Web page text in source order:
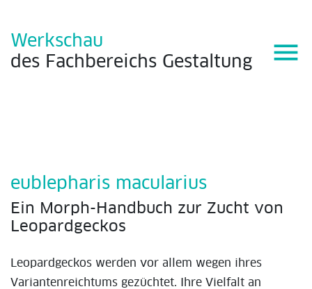
Werkschau
des Fachbereichs Gestaltung menu
eublepharis macularius
Ein Morph-Handbuch zur Zucht von
Leopardgeckos
Leopardgeckos werden vor allem wegen ihres
Variantenreichtums gezüchtet. Ihre Vielfalt an